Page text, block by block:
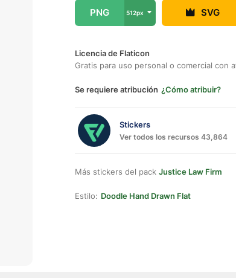
PNG 512px SVG
Licencia de Flaticon
Gratis para uso personal o comercial con
Se requiere atribución ¿Cómo atribuir?
Stickers
Ver todos los recursos 43,864
Más stickers del pack Justice Law Firm
Estilo: Doodle Hand Drawn Flat